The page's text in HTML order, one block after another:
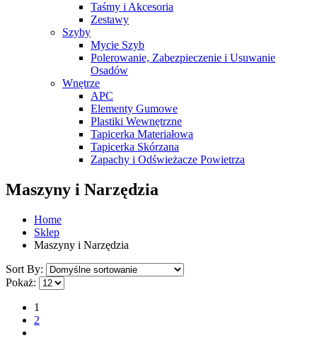
Taśmy i Akcesoria
Zestawy
Szyby
Mycie Szyb
Polerowanie, Zabezpieczenie i Usuwanie
Osadów
Wnętrze
APC
Elementy Gumowe
Plastiki Wewnętrzne
Tapicerka Materiałowa
Tapicerka Skórzana
Zapachy i Odświeżacze Powietrza
Maszyny i Narzędzia
Home
Sklep
Maszyny i Narzędzia
Sort By:
Pokaż:
1
2